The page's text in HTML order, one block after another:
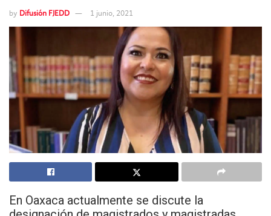
by Difusión FJEDD 1 junio, 2021
En Oaxaca actualmente se discute la